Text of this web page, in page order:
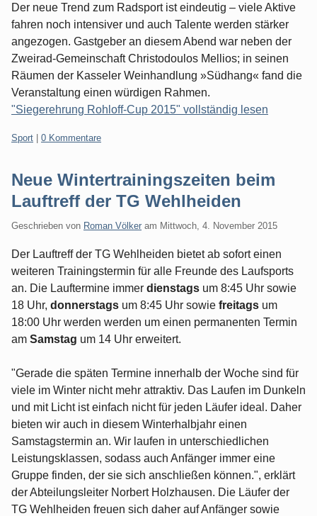
Der neue Trend zum Radsport ist eindeutig – viele Aktive
fahren noch intensiver und auch Talente werden stärker
angezogen. Gastgeber an diesem Abend war neben der
Zweirad-Gemeinschaft Christodoulos Mellios; in seinen
Räumen der Kasseler Weinhandlung »Südhang« fand die
Veranstaltung einen würdigen Rahmen.
"Siegerehrung Rohloff-Cup 2015" vollständig lesen
Kategorien:
Sport | 0 Kommentare
Neue Wintertrainingszeiten beim
Lauftreff der TG Wehlheiden
Geschrieben von Roman Völker am Mittwoch, 4. November 2015
Der Lauftreff der TG Wehlheiden bietet ab sofort einen
weiteren Trainingstermin für alle Freunde des Laufsports
an. Die Lauftermine immer dienstags um 8:45 Uhr sowie
18 Uhr, donnerstags um 8:45 Uhr sowie freitags um
18:00 Uhr werden werden um einen permanenten Termin
am Samstag um 14 Uhr erweitert.
"Gerade die späten Termine innerhalb der Woche sind für
viele im Winter nicht mehr attraktiv. Das Laufen im Dunkeln
und mit Licht ist einfach nicht für jeden Läufer ideal. Daher
bieten wir auch in diesem Winterhalbjahr einen
Samstagstermin an. Wir laufen in unterschiedlichen
Leistungsklassen, sodass auch Anfänger immer eine
Gruppe finden, der sie sich anschließen können.", erklärt
der Abteilungsleiter Norbert Holzhausen. Die Läufer der
TG Wehlheiden freuen sich daher auf Anfänger sowie